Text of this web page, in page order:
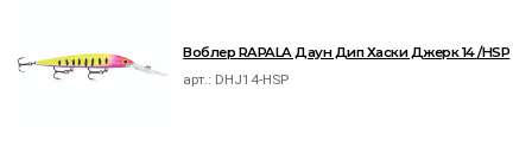
Воблер RAPALA Даун Дип Хаски Джерк 14 /HSP
арт.: DHJ14-HSP